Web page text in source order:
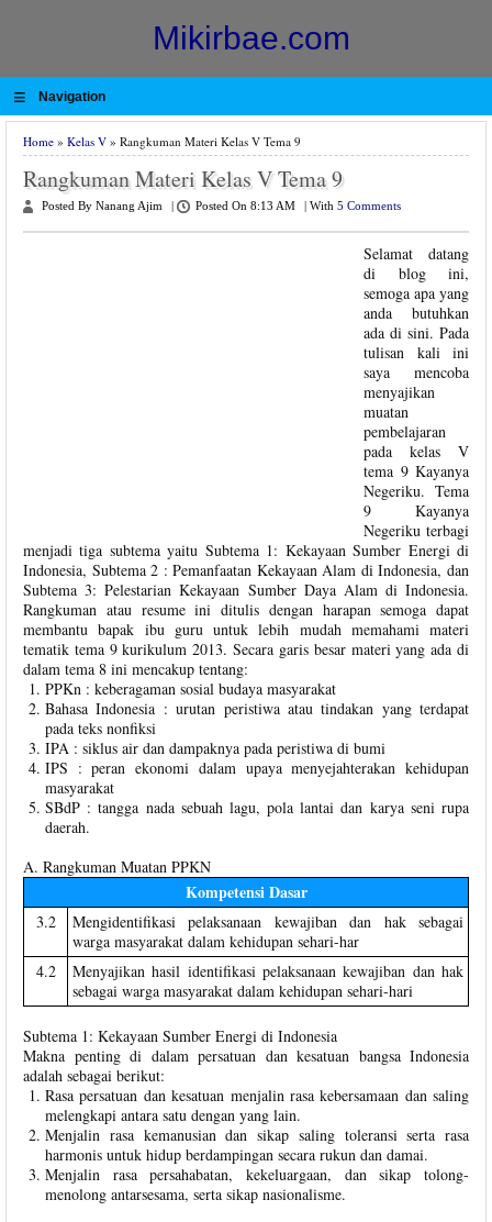
Mikirbae.com
≡ Navigation
Home » Kelas V » Rangkuman Materi Kelas V Tema 9
Rangkuman Materi Kelas V Tema 9
Posted By Nanang Ajim Posted On 8:13 AM With 5 Comments
Selamat datang
di blog ini,
semoga apa yang
anda butuhkan
ada di sini. Pada
tulisan kali ini
saya mencoba
menyajikan
muatan
pembelajaran
pada kelas V
tema 9 Kayanya
Negeriku. Tema
9 Kayanya
Negeriku terbagi
menjadi tiga subtema yaitu Subtema 1: Kekayaan Sumber Energi di
Indonesia, Subtema 2 : Pemanfaatan Kekayaan Alam di Indonesia, dan
Subtema 3: Pelestarian Kekayaan Sumber Daya Alam di Indonesia.
Rangkuman atau resume ini ditulis dengan harapan semoga dapat
membantu bapak ibu guru untuk lebih mudah memahami materi
tematik tema 9 kurikulum 2013. Secara garis besar materi yang ada di
dalam tema 8 ini mencakup tentang:
PPKn : keberagaman sosial budaya masyarakat
Bahasa Indonesia : urutan peristiwa atau tindakan yang terdapat
pada teks nonfiksi
IPA : siklus air dan dampaknya pada peristiwa di bumi
IPS : peran ekonomi dalam upaya menyejahterakan kehidupan
masyarakat
SBdP : tangga nada sebuah lagu, pola lantai dan karya seni rupa
daerah.
A. Rangkuman Muatan PPKN
Kompetensi Dasar
3.2
Mengidentifikasi pelaksanaan kewajiban dan hak sebagai
warga masyarakat dalam kehidupan sehari-har
4.2
Menyajikan hasil identifikasi pelaksanaan kewajiban dan hak
sebagai warga masyarakat dalam kehidupan sehari-hari
Subtema 1: Kekayaan Sumber Energi di Indonesia
Makna penting di dalam persatuan dan kesatuan bangsa Indonesia
adalah sebagai berikut:
Rasa persatuan dan kesatuan menjalin rasa kebersamaan dan saling
melengkapi antara satu dengan yang lain.
Menjalin rasa kemanusian dan sikap saling toleransi serta rasa
harmonis untuk hidup berdampingan secara rukun dan damai.
Menjalin rasa persahabatan, kekeluargaan, dan sikap tolong-
menolong antarsesama, serta sikap nasionalisme.